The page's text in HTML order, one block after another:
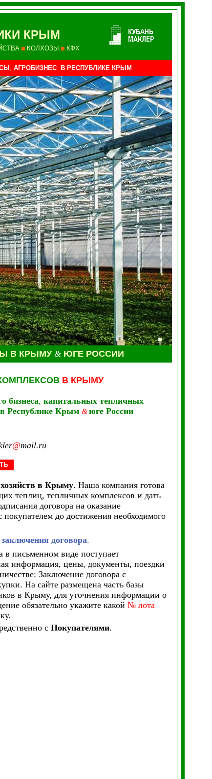
КРЫМ
КОЛХОЗЫ КФХ
, АГРОБИЗНЕС В РЕСПУБЛИКЕ КРЫМ
В КРЫМУ & ЮГЕ РОССИИ
В КРЫМУ
бизнеса, капитальных тепличных
в Республике Крым &юге России
@mail.ru
в Крыму. Наша компания готова
теплиц, тепличных комплексов и дать
договора на оказание
до достижения необходимого
договора.
в письменном виде поступает
информация, цены, документы, поездки
Заключение договора с
На сайте размещена часть базы
в Крыму, для уточнения информации о
обязательно укажите какой № лота
с Покупателями.